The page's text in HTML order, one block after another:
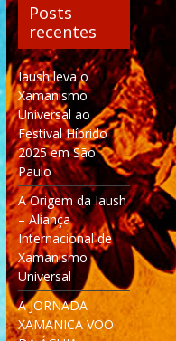
Posts
recentes
Iaush leva o
Xamanismo
Universal ao
Festival Híbrido
2025 em São
Paulo
A Origem da Iaush
– Aliança
Internacional de
Xamanismo
Universal
A JORNADA
XAMANICA VOO